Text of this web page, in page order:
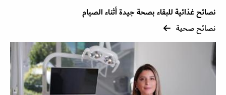
نصائح غذائية للبقاء بصحة جيدة أثناء الصيام
نصائح صحية